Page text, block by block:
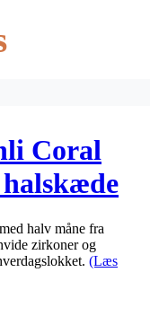
Coral
halskæde
42+3
halv måne fra
zirkoner og
(Læs